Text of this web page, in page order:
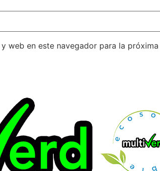
web en este navegador para la